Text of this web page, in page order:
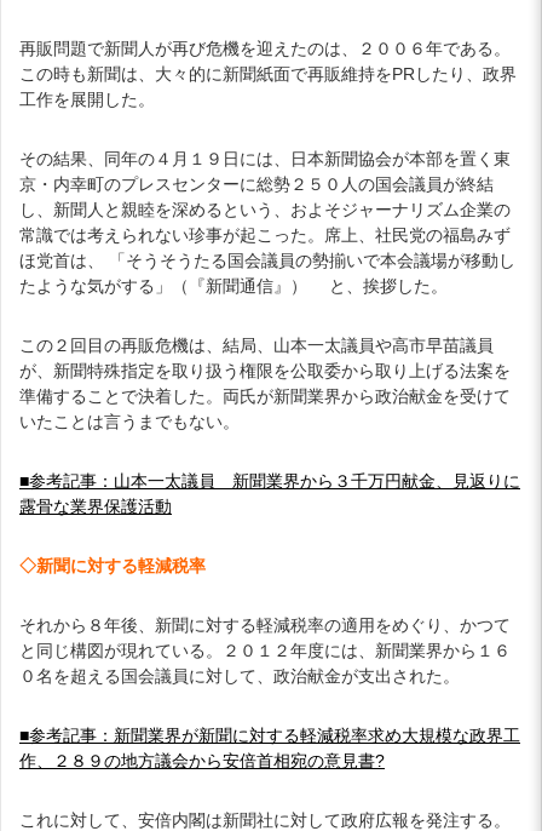
再販問題で新聞人が再び危機を迎えたのは、２００６年である。
この時も新聞は、大々的に新聞紙面で再販維持をPRしたり、政界
工作を展開した。
その結果、同年の４月１９日には、日本新聞協会が本部を置く東
京・内幸町のプレスセンターに総勢２５０人の国会議員が終結
し、新聞人と親睦を深めるという、およそジャーナリズム企業の
常識では考えられない珍事が起こった。席上、社民党の福島みず
ほ党首は、 「そうそうたる国会議員の勢揃いで本会議場が移動し
たような気がする」（『新聞通信』） と、挨拶した。
この２回目の再販危機は、結局、山本一太議員や高市早苗議員
が、新聞特殊指定を取り扱う権限を公取委から取り上げる法案を
準備することで決着した。両氏が新聞業界から政治献金を受けて
いたことは言うまでもない。
■参考記事：山本一太議員 新聞業界から３千万円献金、見返りに
露骨な業界保護活動
◇新聞に対する軽減税率
それから８年後、新聞に対する軽減税率の適用をめぐり、かつて
と同じ構図が現れている。２０１２年度には、新聞業界から１６
０名を超える国会議員に対して、政治献金が支出された。
■参考記事：新聞業界が新聞に対する軽減税率求め大規模な政界工
作、２８９の地方議会から安倍首相宛の意見書?
これに対して、安倍内閣は新聞社に対して政府広報を発注する。